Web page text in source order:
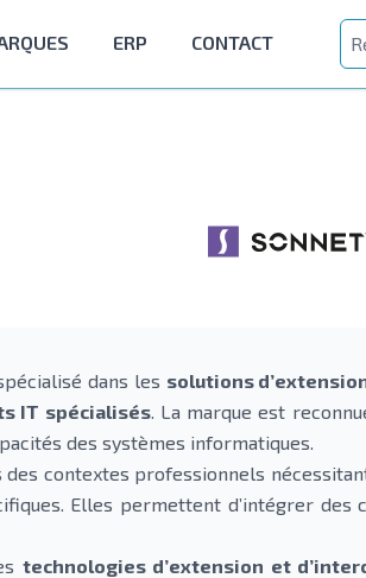
ERP CONTACT
dans les solutions
IT spécialisés. La marque est
des systèmes informatiques.
des contextes professionnels
Elles permettent d’intégrer des
technologies d’extension et